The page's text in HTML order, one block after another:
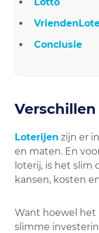
Conclusie
Loterijen zijn er
en maten. En
loterij, is het slim
kansen, kosten
Want hoewel het
slimme